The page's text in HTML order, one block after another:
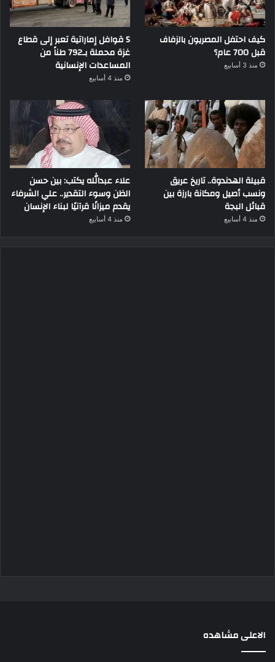
كيف احتفل المصريون بالزفاف
قبل 700 عام؟
منذ 3 أسابيع
5 قوافل إماراتية تعبر إلى قطاع
غزة محملة بـ792 طناً من
المساعدات الإنسانية
منذ 4 أسابيع
قبيلة الهدندوة.. تاريخ عريق
ونسب أصيل ومكانة بارزة بين
قبائل البجة
منذ 4 أسابيع
علاء عبدالله يكتب: بين حسن
الظن وسوء التقدير.. علي الشرفاء
يقدم ميزانًا قرآنيًا لبناء الإنسان
منذ 4 أسابيع
الاعلى مشاهده